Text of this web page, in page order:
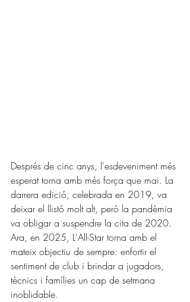
Després de cinc anys, l'esdeveniment més
esperat torna amb més força que mai. La
darrera edició, celebrada en 2019, va
deixar el llistó molt alt, però la pandèmia
va obligar a suspendre la cita de 2020.
Ara, en 2025, L'All-Star torna amb el
mateix objectiu de sempre: enfortir el
sentiment de club i brindar a jugadors,
tècnics i famílies un cap de setmana
inoblidable.